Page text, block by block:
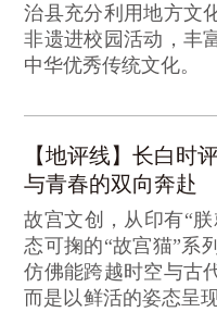
治县充分利用地方文
非遗进校园活动，丰
中华优秀传统文化
【地评线】长白时
与青春的双向奔赴
故宫文创，从印有“
态可掬的“故宫猫”系
仿佛能跨越时空与古
而是以鲜活的姿态呈